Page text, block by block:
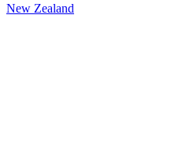
New Zealand